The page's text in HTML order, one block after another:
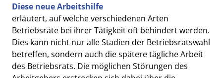
Diese neue Arbeitshilfe
erläutert, auf welche verschiedenen Arten
Betriebsräte bei ihrer Tätigkeit oft behindert werden.
Dies kann nicht nur alle Stadien der Betriebsratswahl
betreffen, sondern auch die spätere tägliche Arbeit
des Betriebsrats. Die möglichen Störungen des